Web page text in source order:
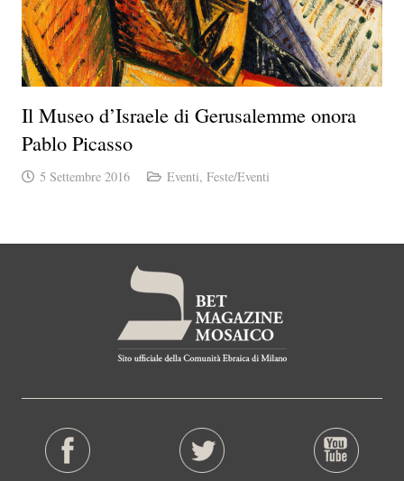
Il Museo d’Israele di Gerusalemme onora
Pablo Picasso
5 Settembre 2016 Eventi, Feste/Eventi